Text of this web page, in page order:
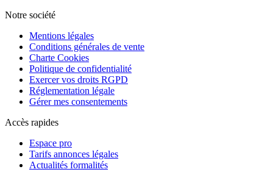
Notre société
Mentions légales
Conditions générales de vente
Charte Cookies
Politique de confidentialité
Exercer vos droits RGPD
Réglementation légale
Gérer mes consentements
Accès rapides
Espace pro
Tarifs annonces légales
Actualités formalités